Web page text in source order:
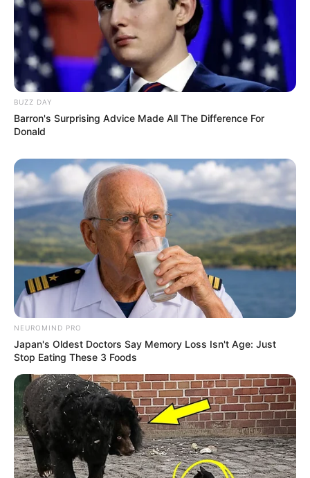
BUZZ DAY
Barron's Surprising Advice Made All The Difference For
Donald
NEUROMIND PRO
Japan's Oldest Doctors Say Memory Loss Isn't Age: Just
Stop Eating These 3 Foods